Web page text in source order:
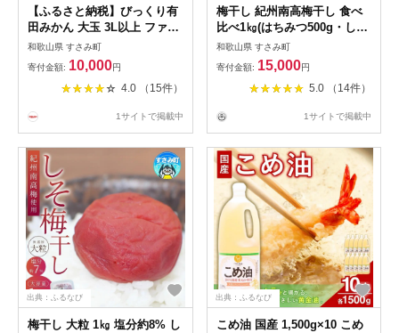
【ふるさと納税】びっくり有
田みかん 大玉 3L以上 ファミ
リー層 高評価★★★★★【選
べる容量】 / 訳あり ご家庭用
訳ありみかん 有田みかん フ
ルーツ 果物 7.5kg 10kg
家直送 【※11月中旬～12月
不可)】
和歌山県 すさみ町
寄付金額: 10,000円
4.0 （15件）
1サイトで掲載中
梅干し 紀州南高梅干し 食べ
比べ1㎏(はちみつ500g・しそ
漬500g)【khs122】
和歌山県 すさみ町
寄付金額: 15,000円
5.0 （14件）
1サイトで掲載中
出典：ふるなび
梅干し 大粒 1㎏ 塩分約8% し
出典：ふるなび
こめ油 国産 1,500g×10 こめ